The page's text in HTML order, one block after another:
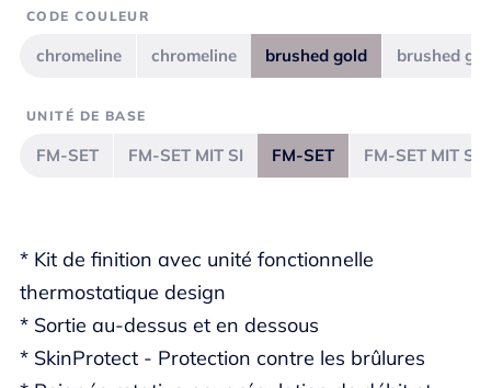
* Kit de finition avec unité fonctionnelle
thermostatique design
* Sortie au-dessus et en dessous
* SkinProtect - Protection contre les brûlures
CODE COULEUR
chromeline chromeline brushed gold brushed
UNITÉ DE BASE
FM-SET FM-SET MIT SI FM-SET FM-SET MIT SI